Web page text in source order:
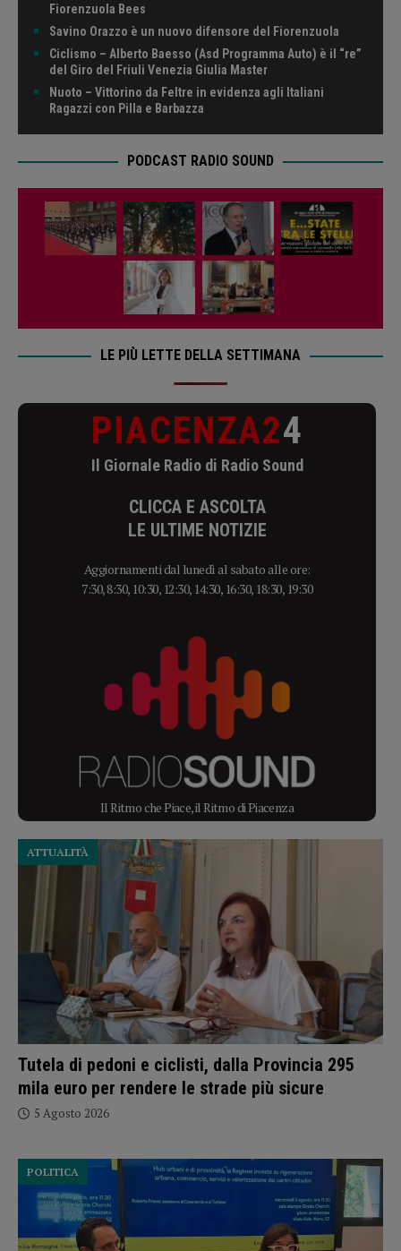
Fiorenzuola Bees
Savino Orazzo è un nuovo difensore del Fiorenzuola
Ciclismo – Alberto Baesso (Asd Programma Auto) è il “re”
del Giro del Friuli Venezia Giulia Master
Nuoto – Vittorino da Feltre in evidenza agli Italiani
Ragazzi con Pilla e Barbazza
PODCAST RADIO SOUND
LE PIÙ LETTE DELLA SETTIMANA
PIACENZA24
Il Giornale Radio di Radio Sound
CLICCA E ASCOLTA
LE ULTIME NOTIZIE
Aggiornamenti dal lunedì al sabato alle ore:
7:30, 8:30, 10:30, 12:30, 14:30, 16:30, 18:30, 19:30
Il Ritmo che Piace, il Ritmo di Piacenza
Tutela di pedoni e ciclisti, dalla Provincia 295
mila euro per rendere le strade più sicure
ATTUALITÀ
5 Agosto 2026
POLITICA